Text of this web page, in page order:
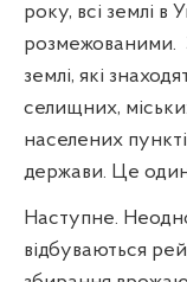
року, всі землі в
розмежованими.
землі, які
селищних,
населених
держави. Це один
Наступне.
відбуваються